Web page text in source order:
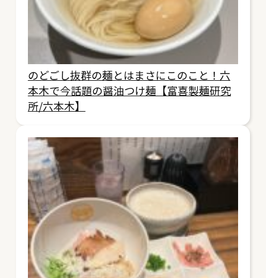
のどごし抜群の麺とはまさにこのこと！六
本木で今話題の醤油つけ麺【富喜製麺研究
所/六本木】